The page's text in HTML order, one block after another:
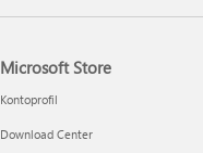
Microsoft Store
Kontoprofil
Download Center